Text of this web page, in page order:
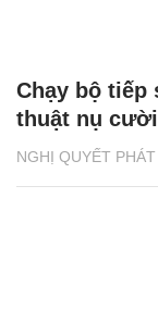
NGHỊ QUYẾT
Chạy bộ tiếp
thuật nụ